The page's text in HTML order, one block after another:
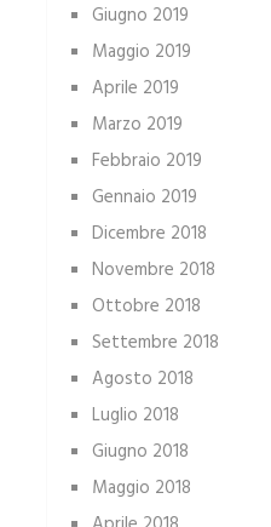
Giugno 2019
Maggio 2019
Aprile 2019
Marzo 2019
Febbraio 2019
Gennaio 2019
Dicembre 2018
Novembre 2018
Ottobre 2018
Settembre 2018
Agosto 2018
Luglio 2018
Giugno 2018
Maggio 2018